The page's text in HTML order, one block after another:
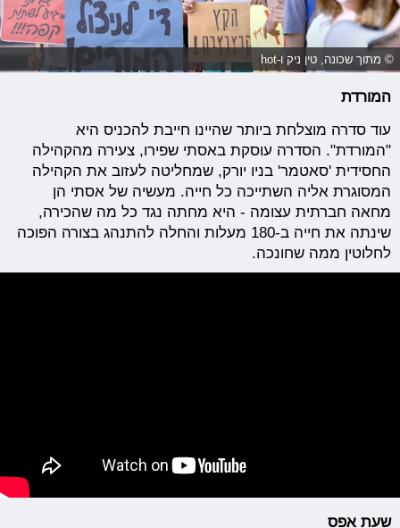
© מתוך שכונה, טין ניק ו-hot
המורדת
עוד סדרה מוצלחת ביותר שהיינו חייבת להכניס היא
"המורדת". הסדרה עוסקת באסתי שפירו, צעירה מהקהילה
החסידית 'סאטמר' בניו יורק, שמחליטה לעזוב את הקהילה
המסוגרת אליה השתייכה כל חייה. מעשיה של אסתי הן
מחאה חברתית עצומה - היא מחתה נגד כל מה שהכירה,
שינתה את חייה ב-180 מעלות והחלה להתנהג בצורה הפוכה
לחלוטין ממה שחונכה.
שעת אפס